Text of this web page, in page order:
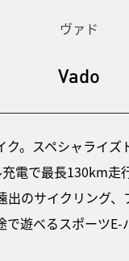
ヴァド
Vado
ク。スペシャライズ
電で最長130km走
出のサイクリング、
遊べるスポーツE-